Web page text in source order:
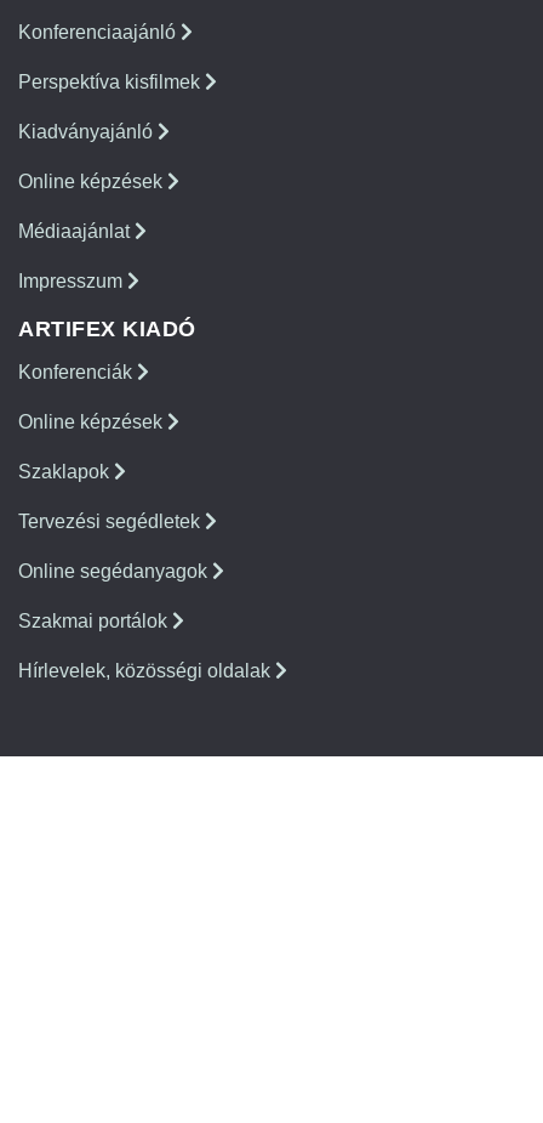
Konferenciaajánló
Perspektíva kisfilmek
Kiadványajánló
Online képzések
Médiaajánlat
Impresszum
ARTIFEX KIADÓ
Konferenciák
Online képzések
Szaklapok
Tervezési segédletek
Online segédanyagok
Szakmai portálok
Hírlevelek, közösségi oldalak